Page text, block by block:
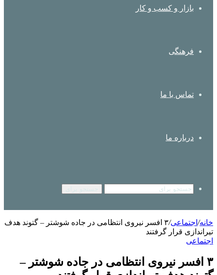
بازار و کسب و کار
فرهنگی
تماس با ما
درباره ما
خانه/ اجتماعی/
۳ افسر نیروی انتظامی در جاده شوشتر – گتوند هدف
تیراندازی قرار گرفتند
اجتماعی
۳ افسر نیروی انتظامی در جاده شوشتر –